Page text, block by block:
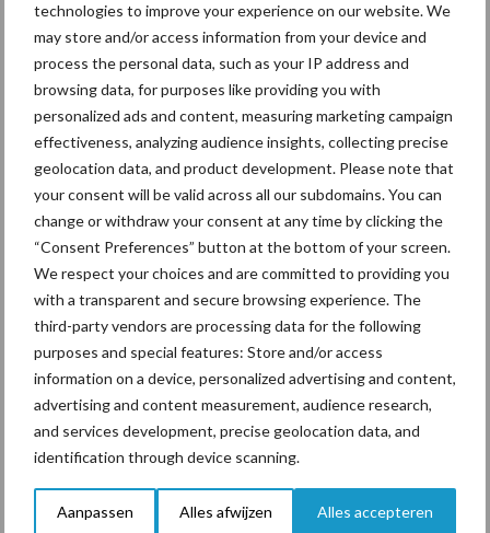
technologies to improve your experience on our website. We
may store and/or access information from your device and
process the personal data, such as your IP address and
browsing data, for purposes like providing you with
personalized ads and content, measuring marketing campaign
effectiveness, analyzing audience insights, collecting precise
geolocation data, and product development. Please note that
your consent will be valid across all our subdomains. You can
change or withdraw your consent at any time by clicking the
“Consent Preferences” button at the bottom of your screen.
We respect your choices and are committed to providing you
with a transparent and secure browsing experience. The
third-party vendors are processing data for the following
purposes and special features: Store and/or access
information on a device, personalized advertising and content,
advertising and content measurement, audience research,
and services development, precise geolocation data, and
identification through device scanning.
Aanpassen Alles afwijzen Alles accepteren
kunstmest te gebruiken, kan stikstof uit mest worden verwerkt
tot een product dat vergelijkbaar is met minerale meststoffen.
Hierdoor kan de nutriëntenkringloop op het bedrijf beter worden
gesloten en kan de benutting van stikstof worden verbeterd. De
precieze regels voor het gebruik van RENURE worden bepaald
binnen het Europese en Nederlandse mestbeleid.
Voor- en nadelen van kunstmest
Kunstmest wordt vaak gebruikt als aanvulling op dierlijke mest.
waardoor ze elkaar in de praktijk vaak aanvullen.
Voordelen van kunstmest
Een belangrijk voordeel van kunstmest is dat de samenstelling
van de meststof precies bekend is. Hierdoor kan een boer de
bemesting nauwkeurig afstemmen op de behoefte van het